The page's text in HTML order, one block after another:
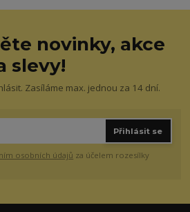
novinky, akce
slevy!
Zasíláme max. jednou za 14 dní.
Přihlásit se
osobních údajů za účelem rozesílky